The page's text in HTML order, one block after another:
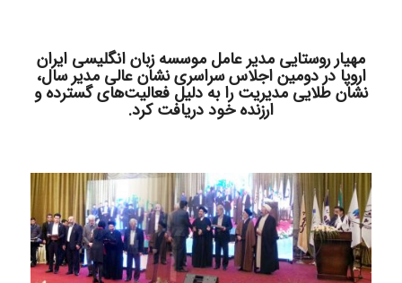
مهیار روستایی مدیر عامل موسسه زبان انگلیسی ایران
اروپادر دومین اجلاس سراسرینشان عالی مدیر سال،
نشان طلایی مدیریت را به دلیل فعالیت‌های گسترده و
ارزنده خود دریافت کرد.